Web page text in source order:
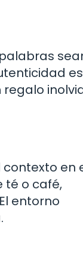
regalo
en
té o café,
entorno